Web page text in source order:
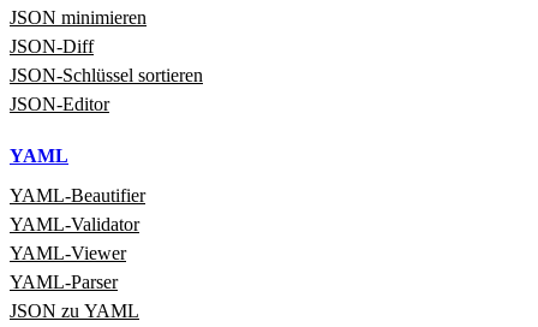
JSON minimieren
JSON‑Diff
JSON‑Schlüssel sortieren
JSON‑Editor
YAML
YAML‑Beautifier
YAML‑Validator
YAML‑Viewer
YAML‑Parser
JSON zu YAML